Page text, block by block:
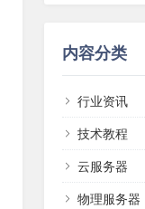
内容分类
行业资讯
技术教程
云服务器
物理服务器